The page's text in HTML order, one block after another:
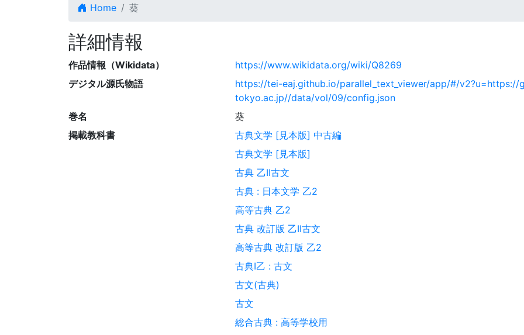
Home 葵
詳細情報
作品情報（Wikidata）
https://www.wikidata.org/wiki/Q8269
デジタル源氏物語
https://tei-eaj.github.io/parallel_text_viewer/app/#/v2?u=https://
tokyo.ac.jp//data/vol/09/config.json
巻名
葵
掲載教科書
古典文学 [見本版] 中古編
古典文学 [見本版]
古典 乙II古文
古典 : 日本文学 乙2
高等古典 乙2
古典 改訂版 乙II古文
高等古典 改訂版 乙2
古典I乙 : 古文
古文(古典)
古文
総合古典 : 高等学校用